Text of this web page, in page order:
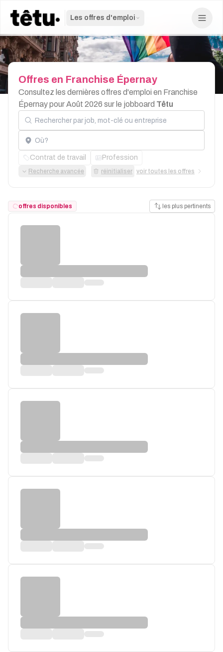
Les offres d'emploi
Offres en Franchise Épernay
Consultez les dernières offres d'emploi en Franchise
Épernay pour Août 2026 sur le jobboard Têtu
Rechercher par job, mot-clé ou entreprise
Localisation
Contrat de travail Profession
Recherche avancée réinitialiser voir toutes les offres
offres disponibles les plus pertinents